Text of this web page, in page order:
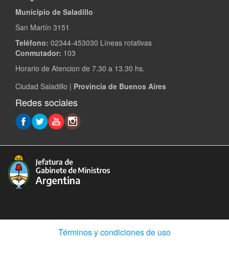
Municipio de Saladillo
San Martín 3151
Teléfono: 02344-453030 Líneas rotativas
Conmutador: 103
Horario de Atencion de 7.30 a 13.30 hs.
Ciudad Saladillo | Provincia de Buenos Aires
Redes sociales
Términos y condiciones de uso(Abre